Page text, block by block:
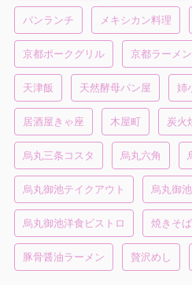
パンランチ メキシカン料理
京都ポークグリル 京都ラーメ
天津飯 天然酵母パン屋 姉
居酒屋きゃ座 木屋町 炭火
烏丸三条コスタ 烏丸六角
烏丸御池テイクアウト 烏丸御
烏丸御池洋食ビストロ 焼きそ
豚骨醤油ラーメン 贅沢めし